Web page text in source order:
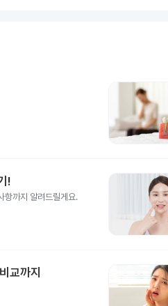
!
항까지 알려드릴게요.
교까지